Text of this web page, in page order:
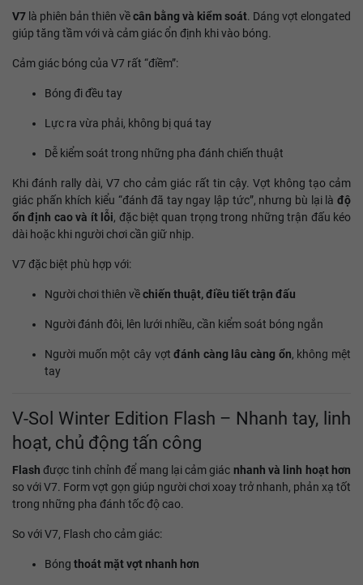
V7 là phiên bản thiên vềcân bằng và kiểm soát. Dáng vợt elongated
giúp tăng tầm với và cảm giác ổn định khi vào bóng.
Cảm giác bóng của V7 rất “điềm”:
Bóng đi đều tay
Lực ra vừa phải, không bị quá tay
Dễ kiểm soát trong những pha đánh chiến thuật
Khi đánh rally dài, V7 cho cảm giác rất tin cậy. Vợt không tạo cảm
giác phấn khích kiểu “đánh đã tay ngay lập tức”, nhưng bù lại là độ
ổn định cao và ít lỗi, đặc biệt quan trọng trong những trận đấu kéo
dài hoặc khi người chơi cần giữ nhịp.
V7 đặc biệt phù hợp với:
Người chơi thiên vềchiến thuật, điều tiết trận đấu
Người đánh đôi, lên lưới nhiều, cần kiểm soát bóng ngắn
Người muốn một cây vợtđánh càng lâu càng ổn, không mệt
tay
V-Sol Winter Edition Flash – Nhanh tay, linh
hoạt, chủ động tấn công
Flash được tinh chỉnh để mang lại cảm giác nhanh và linh hoạt hơn
so với V7. Form vợt gọn giúp người chơi xoay trở nhanh, phản xạ tốt
trong những pha đánh tốc độ cao.
So với V7, Flash cho cảm giác:
Bóng thoát mặt vợt nhanh hơn